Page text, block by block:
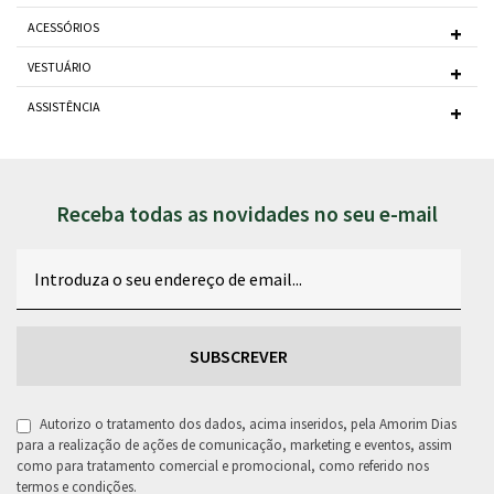
ACESSÓRIOS
VESTUÁRIO
ASSISTÊNCIA
Receba todas as novidades no seu e-mail
RGPDAutorizo o tratamento dos dados, acima inseridos, pela Amorim Dias
para a realização de ações de comunicação, marketing e eventos, assim
como para tratamento comercial e promocional, como referido nos
termos e condições.